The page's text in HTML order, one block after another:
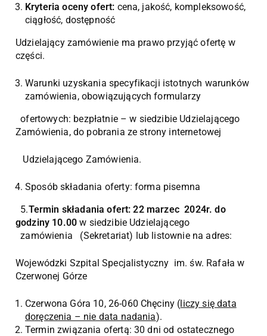
Kryteria oceny ofert: cena, jakość, kompleksowość,
ciągłość, dostępność
Udzielający zamówienie ma prawo przyjąć ofertę w
części.
Warunki uzyskania specyfikacji istotnych warunków
zamówienia, obowiązujących formularzy
ofertowych: bezpłatnie – w siedzibie Udzielającego
Zamówienia, do pobrania ze strony internetowej
Udzielającego Zamówienia.
Sposób składania oferty: forma pisemna
5.Termin składania ofert: 22 marzec 2024r. do
godziny 10.00 w siedzibie Udzielającego
zamówienia (Sekretariat) lub listownie na adres:
Wojewódzki Szpital Specjalistyczny im. św. Rafała w
Czerwonej Górze
Czerwona Góra 10, 26-060 Chęciny (liczy się data
doręczenia – nie data nadania).
Termin związania ofertą: 30 dni od ostatecznego